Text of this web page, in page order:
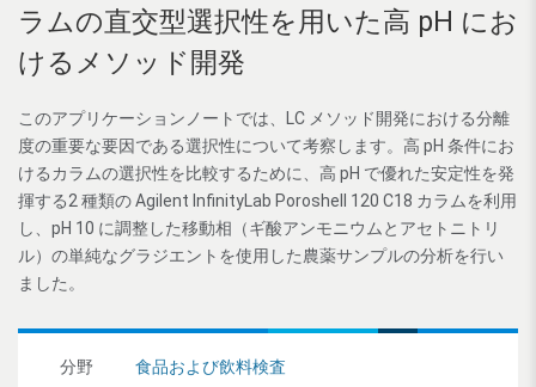
ラムの直交型選択性を用いた高 pH にお
けるメソッド開発
このアプリケーションノートでは、LC メソッド開発における分離
度の重要な要因である選択性について考察します。高 pH 条件にお
けるカラムの選択性を比較するために、高 pH で優れた安定性を発
揮する2 種類の Agilent InfinityLab Poroshell 120 C18 カラムを利用
し、pH 10 に調整した移動相（ギ酸アンモニウムとアセトニトリ
ル）の単純なグラジエントを使用した農薬サンプルの分析を行い
ました。
分野 食品および飲料検査